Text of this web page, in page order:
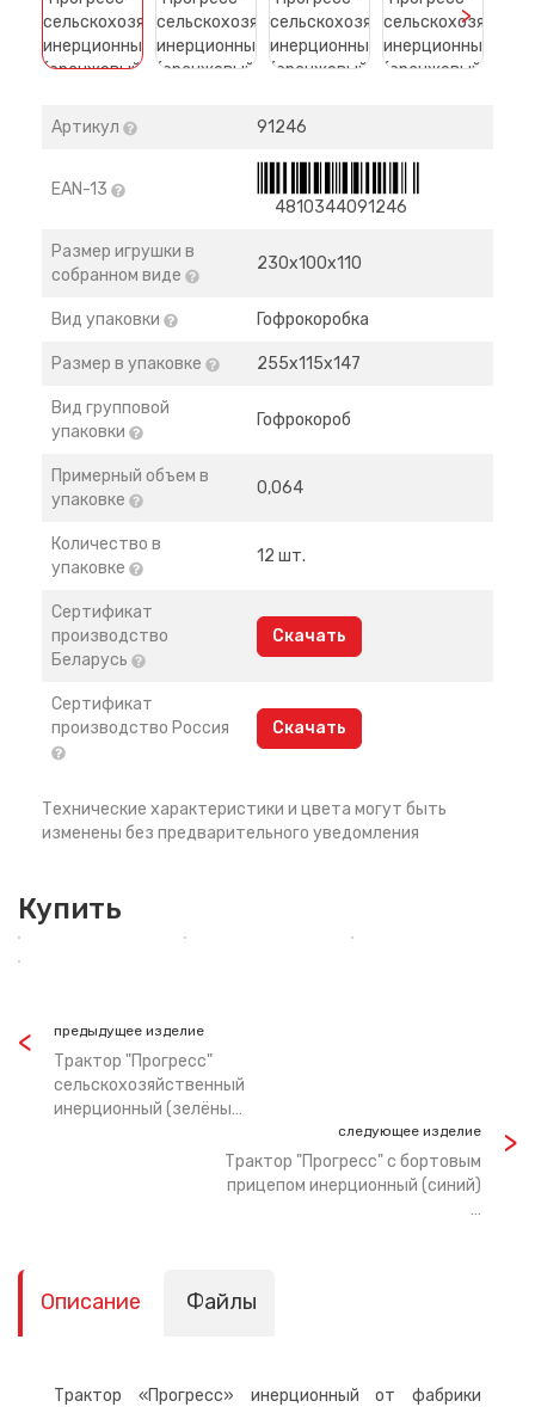
>
Артикул 91246
EAN-13
4810344091246
Размер игрушки в
собранном виде
230х100х110
Вид упаковки Гофрокоробка
Размер в упаковке 255х115х147
Вид групповой
упаковки
Гофрокороб
Примерный объем в
упаковке
0,064
Количество в
упаковке
12 шт.
Сертификат
производство
Беларусь
Скачать
Сертификат
производство Россия
Скачать
Технические характеристики и цвета могут быть
изменены без предварительного уведомления
Купить
предыдущее изделие
Трактор "Прогресс"
сельскохозяйственный
инерционный (зелёны…
следующее изделие
Трактор "Прогресс" с бортовым
прицепом инерционный (синий)
…
Описание Файлы
Трактор «Прогресс» инерционный от фабрики